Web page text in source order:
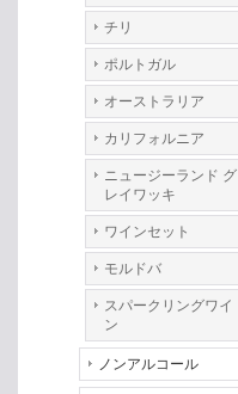
チリ
ポルトガル
オーストラリア
カリフォルニア
ニュージーランド グ
レイワッキ
ワインセット
モルドバ
スパークリングワイ
ン
ノンアルコール